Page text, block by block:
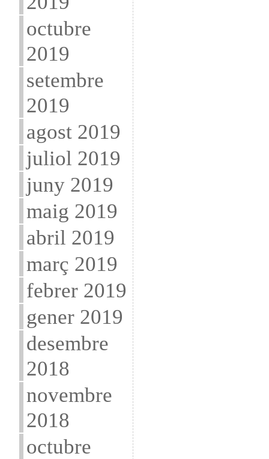
octubre
2019
setembre
2019
agost 2019
juliol 2019
juny 2019
maig 2019
abril 2019
març 2019
febrer 2019
gener 2019
desembre
2018
novembre
2018
octubre